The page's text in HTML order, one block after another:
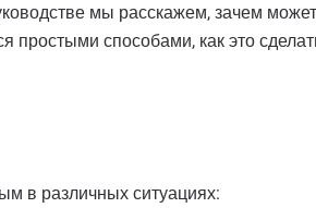
мы расскажем, зачем
простыми способами, как это
в различных ситуациях: